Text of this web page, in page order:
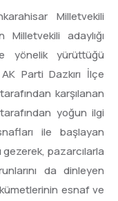
Milletvekili
Milletvekili adaylığı
yönelik yürüttüğü
Parti Dazkırı İlçe
karşılanan
yoğun ilgi
ile başlayan
gezerek, pazarcılarla
da dinleyen
esnaf ve